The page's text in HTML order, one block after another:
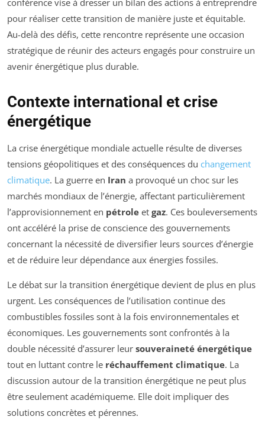
pour réaliser cette transition de manière juste et équitable.
Au-delà des défis, cette rencontre représente une occasion
stratégique de réunir des acteurs engagés pour construire un
avenir énergétique plus durable.
Contexte international et crise
énergétique
La crise énergétique mondiale actuelle résulte de diverses
tensions géopolitiques et des conséquences du changement
climatique. La guerre en Iran a provoqué un choc sur les
marchés mondiaux de l’énergie, affectant particulièrement
l’approvisionnement en pétrole et gaz. Ces bouleversements
ont accéléré la prise de conscience des gouvernements
concernant la nécessité de diversifier leurs sources d’énergie
et de réduire leur dépendance aux énergies fossiles.
Le débat sur la transition énergétique devient de plus en plus
urgent. Les conséquences de l’utilisation continue des
combustibles fossiles sont à la fois environnementales et
économiques. Les gouvernements sont confrontés à la
double nécessité d’assurer leur souveraineté énergétique
tout en luttant contre le réchauffement climatique. La
discussion autour de la transition énergétique ne peut plus
être seulement académiqueme. Elle doit impliquer des
solutions concrètes et pérennes.